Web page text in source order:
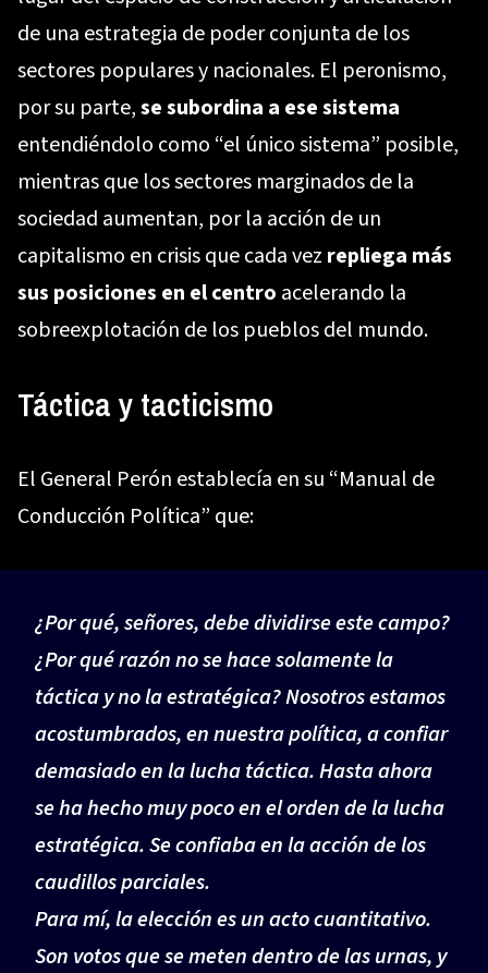
de una estrategia de poder conjunta de los
sectores populares y nacionales. El peronismo,
por su parte,se subordina a ese sistema
entendiéndolo como “el único sistema” posible,
mientras que los sectores marginados de la
sociedad aumentan, por la acción de un
capitalismo en crisis que cada vez repliega más
sus posiciones en el centro acelerando la
sobreexplotación de los pueblos del mundo.
Táctica y tacticismo
El General Perón establecía en su “Manual de
Conducción Política” que:
¿Por qué, señores, debe dividirse este campo?
¿Por qué razón no se hace solamente la
táctica y no la estratégica? Nosotros estamos
acostumbrados, en nuestra política, a confiar
demasiado en la lucha táctica. Hasta ahora
se ha hecho muy poco en el orden de la lucha
estratégica. Se confiaba en la acción de los
caudillos parciales.
Para mí, la elección es un acto cuantitativo.
Son votos que se meten dentro de las urnas, y